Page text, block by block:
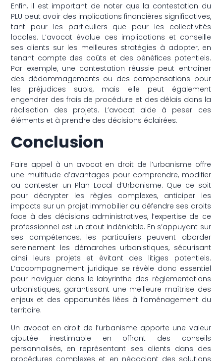
Enfin, il est important de noter que la contestation du
PLU peut avoir des implications financières significatives,
tant pour les particuliers que pour les collectivités
locales. L’avocat évalue ces implications et conseille
ses clients sur les meilleures stratégies à adopter, en
tenant compte des coûts et des bénéfices potentiels.
Par exemple, une contestation réussie peut entraîner
des dédommagements ou des compensations pour
les préjudices subis, mais elle peut également
engendrer des frais de procédure et des délais dans la
réalisation des projets. L’avocat aide à peser ces
éléments et à prendre des décisions éclairées.
Conclusion
Faire appel à un avocat en droit de l’urbanisme offre
une multitude d’avantages pour comprendre, modifier
ou contester un Plan Local d’Urbanisme. Que ce soit
pour décrypter les règles complexes, anticiper les
impacts sur un projet immobilier ou défendre ses droits
face à des décisions administratives, l’expertise de ce
professionnel est un atout indéniable. En s’appuyant sur
ses compétences, les particuliers peuvent aborder
sereinement les démarches urbanistiques, sécurisant
ainsi leurs projets et évitant des litiges potentiels.
L’accompagnement juridique se révèle donc essentiel
pour naviguer dans le labyrinthe des réglementations
urbanistiques, garantissant une meilleure maîtrise des
enjeux et des opportunités liées à l’aménagement du
territoire.
Un avocat en droit de l’urbanisme apporte une valeur
ajoutée inestimable en offrant des conseils
personnalisés, en représentant ses clients dans des
procédures complexes et en négociant des solutions